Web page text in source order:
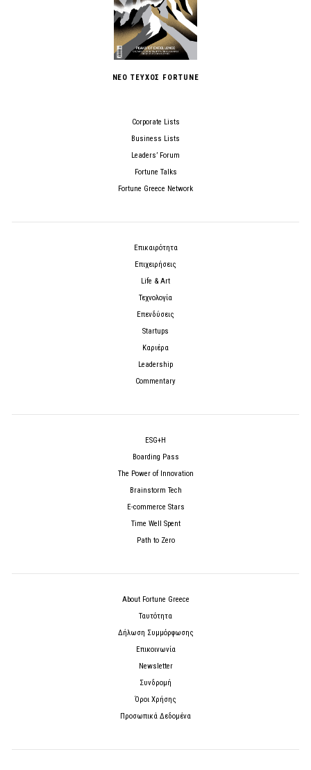
ΝΕΟ ΤΕΥΧΟΣ FORTUNE
Corporate Lists
Business Lists
Leaders’ Forum
Fortune Talks
Fortune Greece Network
Επικαιρότητα
Επιχειρήσεις
Life & Art
Τεχνολογία
Επενδύσεις
Startups
Καριέρα
Leadership
Commentary
ESG+H
Boarding Pass
The Power of Innovation
Brainstorm Tech
E-commerce Stars
Time Well Spent
Path to Zero
About Fortune Greece
Ταυτότητα
Δήλωση Συμμόρφωσης
Επικοινωνία
Newsletter
Συνδρομή
Όροι Χρήσης
Προσωπικά Δεδομένα